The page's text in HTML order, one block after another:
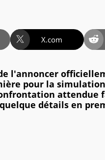
X.com
l'annoncer
pour la
attendue
détails en